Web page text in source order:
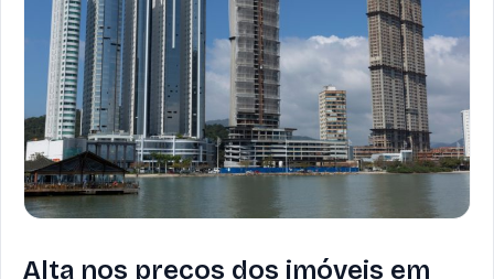
Alta nos preços dos imóveis em